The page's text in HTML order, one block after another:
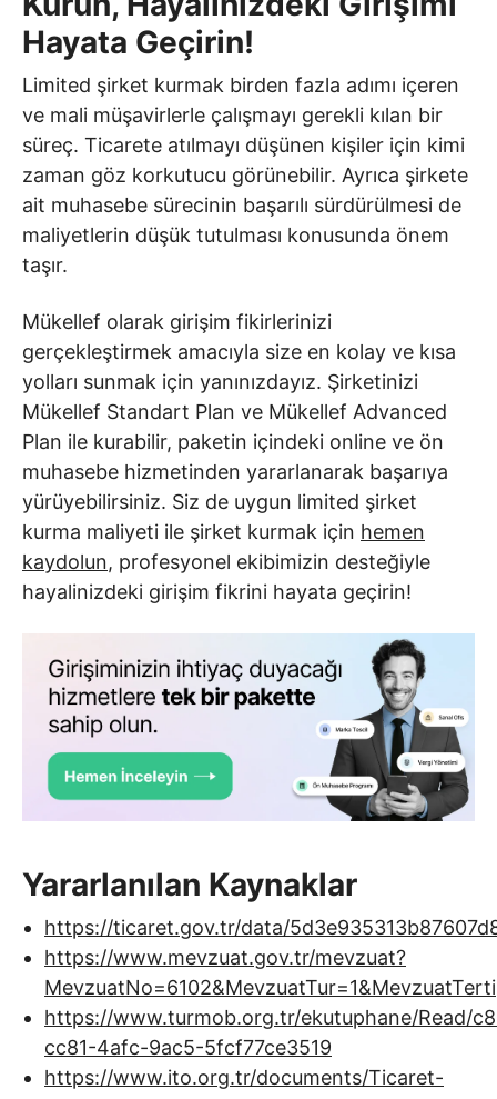
Hayata Geçirin!
Limited şirket kurmak birden fazla adımı içeren
ve mali müşavirlerle çalışmayı gerekli kılan bir
süreç. Ticarete atılmayı düşünen kişiler için kimi
zaman göz korkutucu görünebilir. Ayrıca şirkete
ait muhasebe sürecinin başarılı sürdürülmesi de
maliyetlerin düşük tutulması konusunda önem
taşır.
Mükellef olarak girişim fikirlerinizi
gerçekleştirmek amacıyla size en kolay ve kısa
yolları sunmak için yanınızdayız. Şirketinizi
Mükellef Standart Plan ve Mükellef Advanced
Plan ile kurabilir, paketin içindeki online ve ön
muhasebe hizmetinden yararlanarak başarıya
yürüyebilirsiniz. Siz de uygun limited şirket
kurma maliyeti ile şirket kurmak için hemen
kaydolun, profesyonel ekibimizin desteğiyle
hayalinizdeki girişim fikrini hayata geçirin!
Yararlanılan Kaynaklar
https://ticaret.gov.tr/data/
https://www.mevzuat.gov.tr/mevzuat?
https://www.turmob.org.tr/ekutuphane/Read/
cc81-4afc-9ac5-5fcf77ce3519
https://www.ito.org.tr/documents/Ticaret-